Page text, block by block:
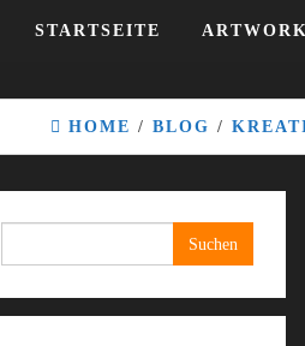
STARTSEITE ARTWORK
HOME / BLOG /
nach: